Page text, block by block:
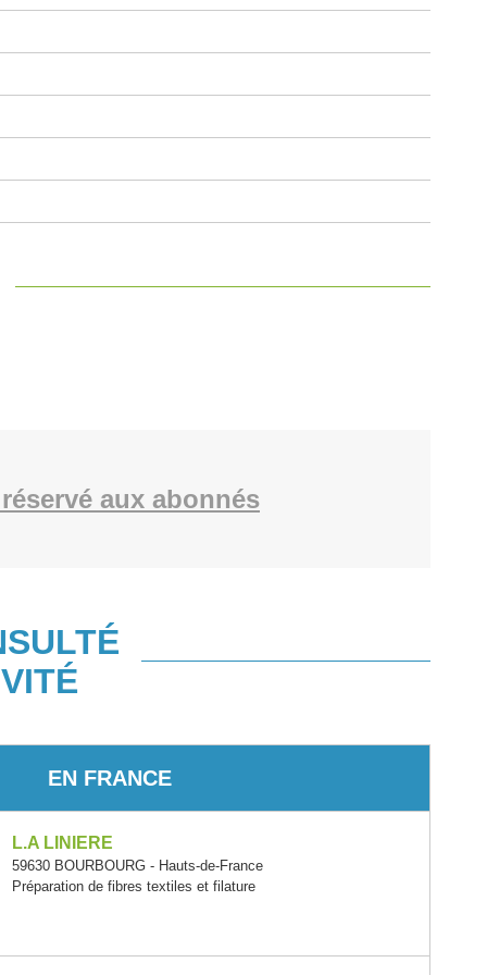
aux abonnés
EN FRANCE
L.A LINIERE
59630 BOURBOURG - Hauts-de-France
Préparation de fibres textiles et filature